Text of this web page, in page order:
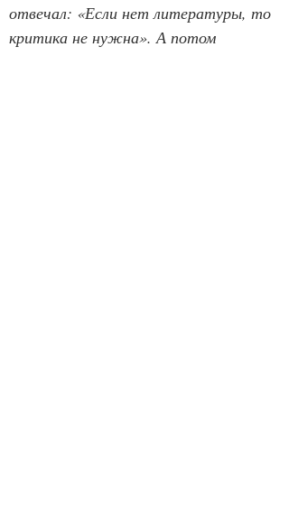
отвечал: «Если нет литературы, то
критика не нужна». А потом